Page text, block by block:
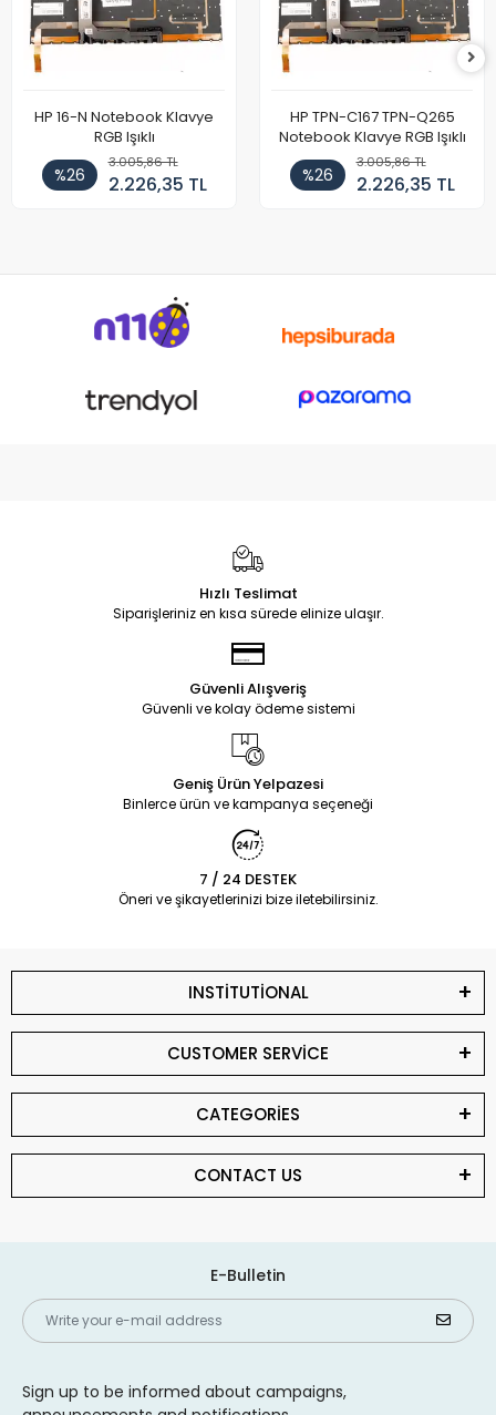
HP 16-N Notebook Klavye
RGB Işıklı
%26
3.005,86 TL
2.226,35 TL
HP TPN-C167 TPN-Q265
Notebook Klavye RGB Işıklı
%26
3.005,86 TL
2.226,35 TL
Hızlı Teslimat
Siparişleriniz en kısa sürede elinize ulaşır.
Güvenli Alışveriş
Güvenli ve kolay ödeme sistemi
Geniş Ürün Yelpazesi
Binlerce ürün ve kampanya seçeneği
7 / 24 DESTEK
Öneri ve şikayetlerinizi bize iletebilirsiniz.
INSTİTUTİONAL
CUSTOMER SERVİCE
CATEGORİES
CONTACT US
E-Bulletin
Sign up to be informed about campaigns,